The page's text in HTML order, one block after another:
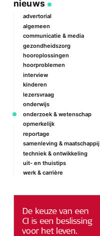
nieuws
advertorial
algemeen
communicatie & media
gezondheidszorg
hooroplossingen
hoorproblemen
interview
kinderen
lezersvraag
onderwijs
onderzoek & wetenschap
opmerkelijk
reportage
samenleving & maatschappij
techniek & ontwikkeling
uit- en thuistips
werk & carrière